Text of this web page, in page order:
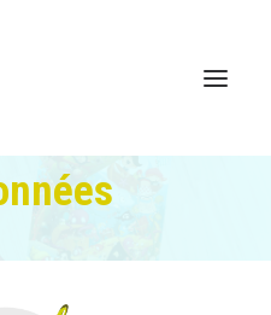
en ligne